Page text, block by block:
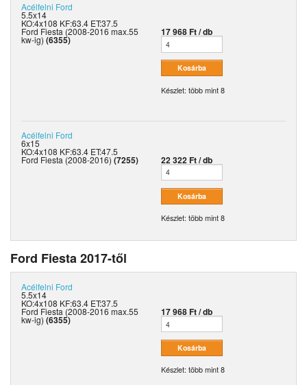
Acélfelni Ford
5.5x14
KO:4x108 KF:63.4 ET:37.5
Ford Fiesta (2008-2016 max.55
kw-ig) (6355)
17 968 Ft / db
Készlet: több mint 8
Acélfelni Ford
6x15
KO:4x108 KF:63.4 ET:47.5
Ford Fiesta (2008-2016) (7255) 22 322 Ft / db
Készlet: több mint 8
Ford Fiesta 2017-től
Acélfelni Ford
5.5x14
KO:4x108 KF:63.4 ET:37.5
Ford Fiesta (2008-2016 max.55
kw-ig) (6355)
17 968 Ft / db
Készlet: több mint 8